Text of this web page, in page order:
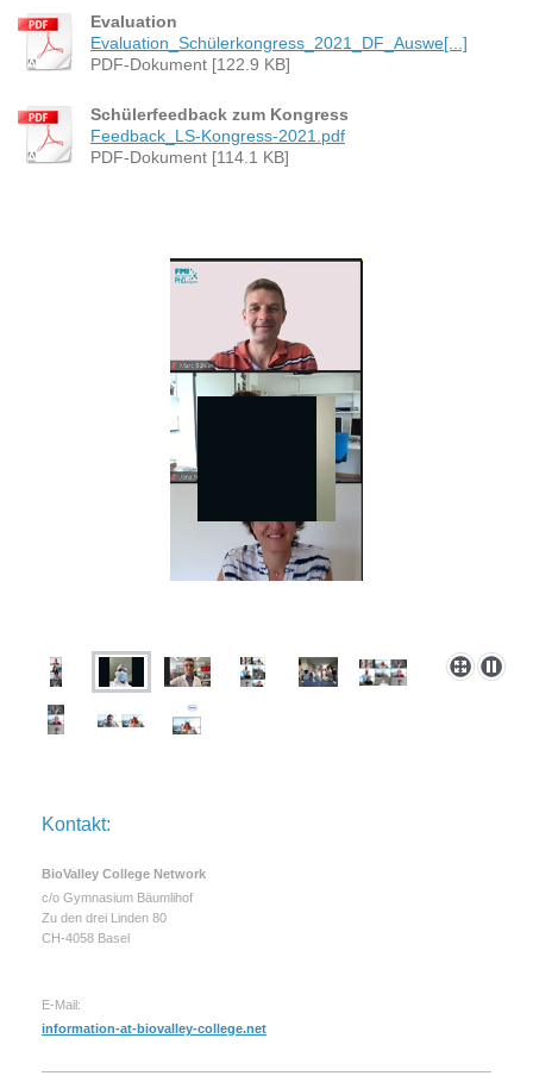
Evaluation
Evaluation_Schülerkongress_2021_DF_Auswe[...]
PDF-Dokument [122.9 KB]
Schülerfeedback zum Kongress
Feedback_LS-Kongress-2021.pdf
PDF-Dokument [114.1 KB]
Kontakt:
BioValley College Network
c/o Gymnasium Bäumlihof
Zu den drei Linden 80
CH-4058 Basel
E-Mail:
information-at-biovalley-college.net